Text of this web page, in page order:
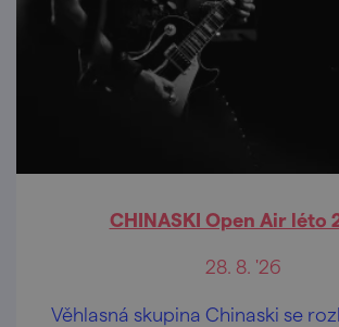
CHINASKI Open Air léto
28. 8. '26
Věhlasná skupina Chinaski se